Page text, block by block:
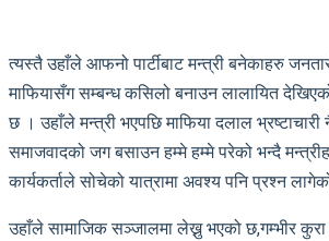
त्यस्तै उहाँले आफनो पार्टीबाट मन्त्री बनेकाहरु
माफियासँग सम्बन्ध कसिलो बनाउन लालायित
छ । उहाँले मन्त्री भएपछि माफिया दलाल भ्रष्टाचारी नै
समाजवादको जग बसाउन हम्मे हम्मे परेको भन्दै
कार्यकर्ताले सोचेको यात्रामा अवश्य पनि प्रश्न
उहाँले सामाजिक सञ्जालमा लेख्नु भएको छ,गम्भीर कुरा